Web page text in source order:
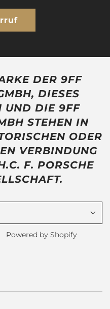
DER 9FF
DIESES
UND DIE 9FF
STEHEN IN
ODER
VERBINDUNG
F. PORSCHE
Powered by Shopify